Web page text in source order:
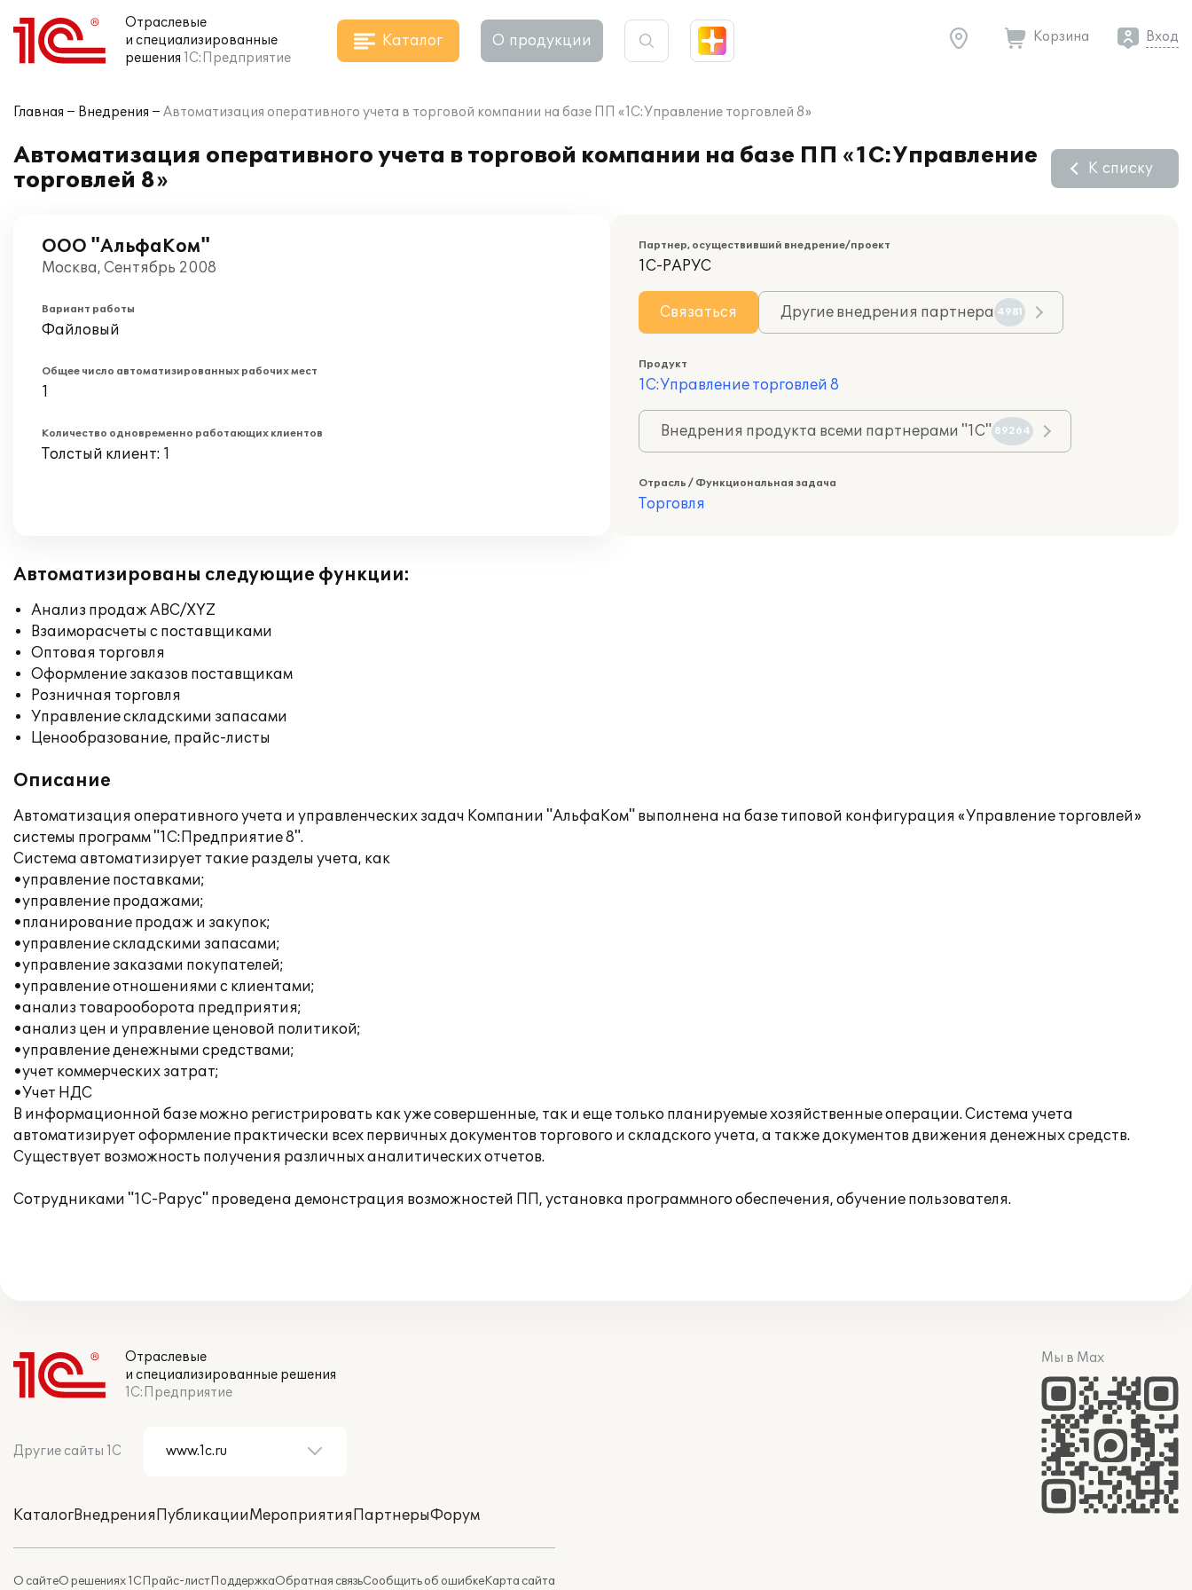
Отраслевые
и специализированные
решения 1С:Предприятие
Каталог О продукции Корзина Вход
Главная Внедрения Автоматизация оперативного учета в торговой компании на базе ПП «1С:Управление торговлей 8»
Автоматизация оперативного учета в торговой компании на базе ПП «1С:Управление
торговлей 8»
К списку
ООО "АльфаКом"
Москва, Сентябрь 2008
Вариант работы
Файловый
Общее число автоматизированных рабочих мест
1
Количество одновременно работающих клиентов
Толстый клиент: 1
Партнер, осуществивший внедрение/проект
1С-РАРУС
Связаться Другие внедрения партнера 4981
Продукт
1С:Управление торговлей 8
Внедрения продукта всеми партнерами "1С" 89264
Отрасль / Функциональная задача
Торговля
Автоматизированы следующие функции:
Анализ продаж ABC/XYZ
Взаиморасчеты с поставщиками
Оптовая торговля
Оформление заказов поставщикам
Розничная торговля
Управление складскими запасами
Ценообразование, прайс-листы
Описание
Автоматизация оперативного учета и управленческих задач Компании "АльфаКом" выполнена на базе типовой конфигурация «Управление торговлей»
системы программ "1С:Предприятие 8".
Система автоматизирует такие разделы учета, как
•управление поставками;
•управление продажами;
•планирование продаж и закупок;
•управление складскими запасами;
•управление заказами покупателей;
•управление отношениями с клиентами;
•анализ товарооборота предприятия;
•анализ цен и управление ценовой политикой;
•управление денежными средствами;
•учет коммерческих затрат;
•Учет НДС
В информационной базе можно регистрировать как уже совершенные, так и еще только планируемые хозяйственные операции. Система учета
автоматизирует оформление практически всех первичных документов торгового и складского учета, а также документов движения денежных средств.
Существует возможность получения различных аналитических отчетов.
Сотрудниками "1С-Рарус" проведена демонстрация возможностей ПП, установка программного обеспечения, обучение пользователя.
Отраслевые
и специализированные решения
1С:Предприятие
Другие сайты 1С
КаталогВнедренияПубликацииМероприятияПартнерыФорум
О сайтеО решениях 1СПрайс-листПоддержкаОбратная связьСообщить об ошибкеКарта сайта
Мы в Max